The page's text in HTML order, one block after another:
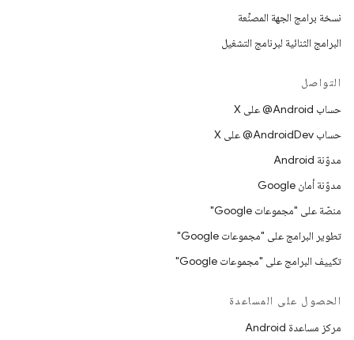
نسخة برامج الجهة المصنِّعة
البرامج الثنائية لبرنامج التشغيل
التواصل
حساب ‎@Android على X
حساب ‎@AndroidDev على X
مدوّنة Android
مدوّنة أمان Google
منصّة على "مجموعات Google"
تطوير البرامج على "مجموعات Google"
تكييف البرامج على "مجموعات Google"
الحصول على المساعدة
مركز مساعدة Android